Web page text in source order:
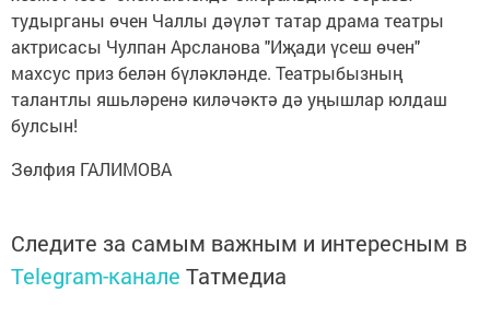
тудырганы өчен Чаллы дәүләт татар драма театры
актрисасы Чулпан Арсланова "Иҗади үсеш өчен"
махсус приз белән бүләкләнде. Театрыбызның
талантлы яшьләренә киләчәктә дә уңышлар юлдаш
булсын!
Зөлфия ГАЛИМОВА
Следите за самым важным и интересным в
Telegram-канале Татмедиа